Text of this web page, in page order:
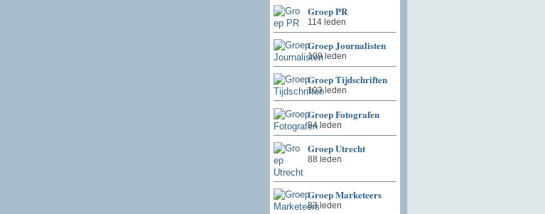
Groep PR
114 leden
Groep Journalisten
109 leden
Groep Tijdschriften
103 leden
Groep Fotografen
94 leden
Groep Utrecht
88 leden
Groep Marketeers
83 leden